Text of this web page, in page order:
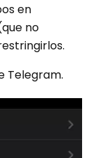
en
no
Telegram.